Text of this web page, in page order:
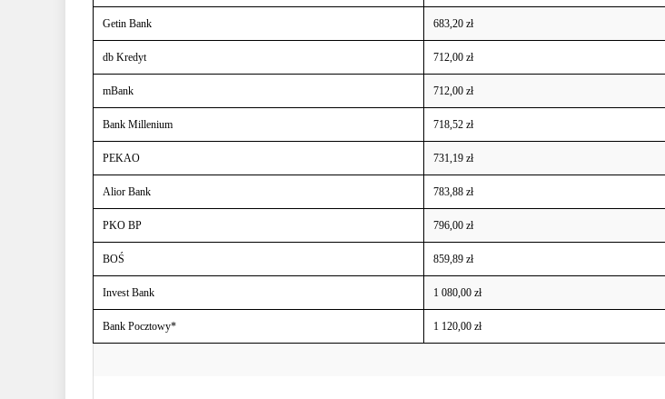
Getin Bank 683,20 zł
db Kredyt 712,00 zł
mBank 712,00 zł
Bank Millenium 718,52 zł
PEKAO 731,19 zł
Alior Bank 783,88 zł
PKO BP 796,00 zł
BOŚ 859,89 zł
Invest Bank 1 080,00 zł
Bank Pocztowy* 1 120,00 zł